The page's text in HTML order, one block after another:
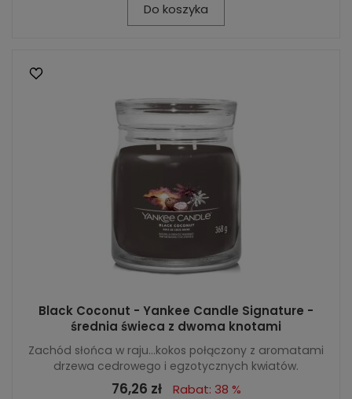
Do koszyka
Black Coconut - Yankee Candle Signature -
średnia świeca z dwoma knotami
Zachód słońca w raju…kokos połączony z aromatami
drzewa cedrowego i egzotycznych kwiatów.
76,26 zł Rabat: 38 %